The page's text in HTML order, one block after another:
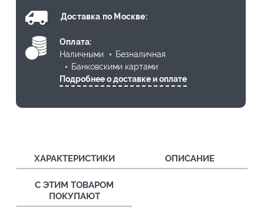
Доставка по Москве:
Оплата:
Наличными
Безналичная
Банковскими картами
Подробнее о доставке и оплате
ХАРАКТЕРИСТИКИ ОПИСАНИЕ
С ЭТИМ ТОВАРОМ
ПОКУПАЮТ